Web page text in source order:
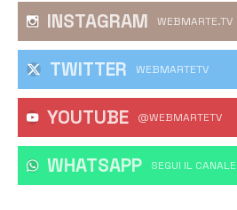
INSTAGRAM WEBMARTE.TV
TWITTER WEBMARTETV
YOUTUBE @WEBMARTETV
WHATSAPP ‎SEGUI IL CANALE